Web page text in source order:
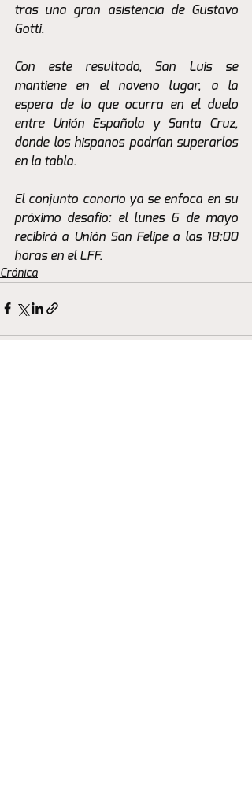
tras una gran asistencia de Gustavo
Gotti.
Con este resultado, San Luis se
mantiene en el noveno lugar, a la
espera de lo que ocurra en el duelo
entre Unión Española y Santa Cruz,
donde los hispanos podrían superarlos
en la tabla.
El conjunto canario ya se enfoca en su
próximo desafío: el lunes 6 de mayo
recibirá a Unión San Felipe a las 18:00
horas en el LFF.
Crónica